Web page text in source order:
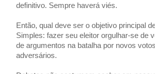
definitivo. Sempre haverá viés.
Então, qual deve ser o objetivo principal
Simples: fazer seu eleitor orgulhar-se de
de argumentos na batalha por novos
adversários.